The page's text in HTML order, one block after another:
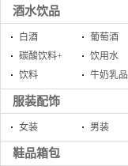
酒水饮品
白酒
葡萄酒
碳酸饮料+
饮用水
饮料
牛奶乳品
服装配饰
女装 男装
鞋品箱包